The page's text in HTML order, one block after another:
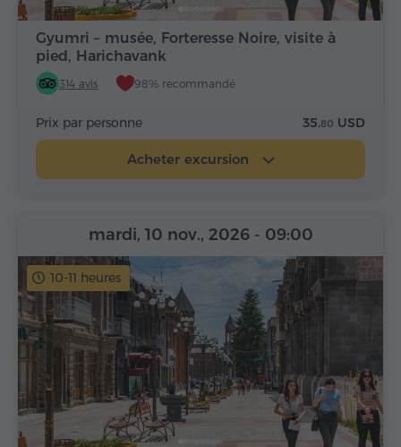
Gyumri – musée, Forteresse Noire, visite à
pied, Harichavank
314 avis 98% recommandé
Prix par personne 35.80 USD
Acheter excursion
10-11 heures
mardi, 10 nov., 2026 - 09:00